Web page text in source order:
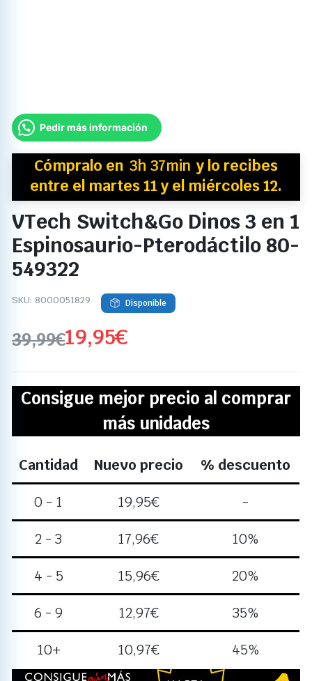
Pedir más información
Cómpralo en 3h 37min y lo recibes
entre el martes 11 y el miércoles 12.
VTech Switch&Go Dinos 3 en 1
Espinosaurio-Pterodáctilo 80-
549322
SKU: 8000051829 Disponible
39,99€19,95€
Consigue mejor precio al comprar
más unidades
Cantidad Nuevo precio % descuento
0 - 1 19,95€ -
2 - 3 17,96€ 10%
4 - 5 15,96€ 20%
6 - 9 12,97€ 35%
10+ 10,97€ 45%